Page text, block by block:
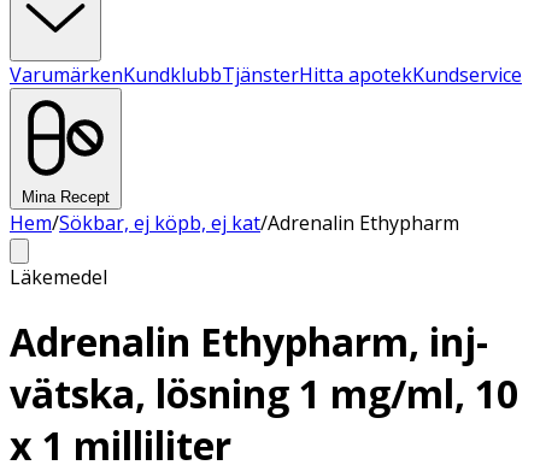
VarumärkenKundklubbTjänsterHitta apotekKundservice
Mina Recept
Hem/Sökbar, ej köpb, ej kat/Adrenalin Ethypharm
Läkemedel
Adrenalin Ethypharm, inj-
vätska, lösning 1 mg/ml, 10
x 1 milliliter